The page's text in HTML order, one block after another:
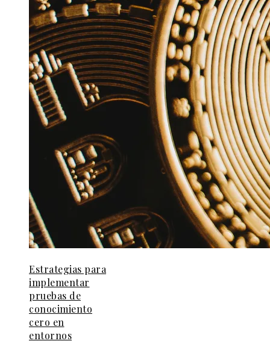
Estrategias para
implementar
pruebas de
conocimiento
cero en
entornos